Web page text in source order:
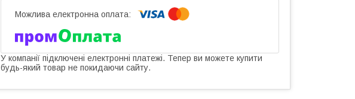
У компанії підключені електронні платежі. Тепер ви можете купити
будь-який товар не покидаючи сайту.